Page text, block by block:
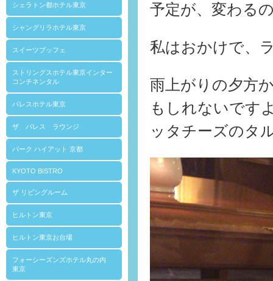
シェラトン都ホテル東京
シャングリラホテル東京
スイーツブッフェ
ストリングスホテル東京インター
コンチネンタル
パレスホテル東京
ザ パレス ラウンジ
パーク ハイアット 京都
KYOTO BISTRO
ザ リビングルーム
ヒルトン東京
ヒルトン東京お台場
フォーシーズンズホテル丸の内
東京
予定が、変わる
私はおかけで、
雨上がりの夕方
もしれないです
ッタチーズのタ